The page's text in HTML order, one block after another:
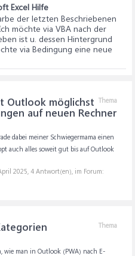
Excel Hilfe
der letzten Beschriebenen
möchte via VBA nach der
ist u. dessen Hintergrund
via Bedingung eine neue
Thema
Outlook möglichst
auf neuen Rechner
dabei meiner Schwiegermama einen
auch alles soweit gut bis auf Outlook
2025, 4 Antwort(en), im Forum:
Thema
wie man in Outlook (PWA) nach E-